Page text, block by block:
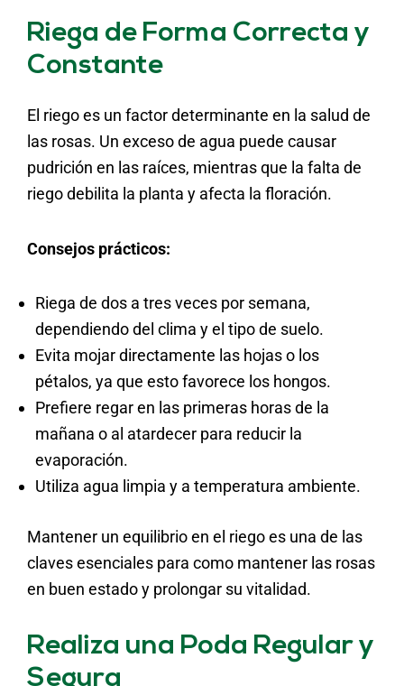
Riega de Forma Correcta y
Constante
El riego es un factor determinante en la salud de
las rosas. Un exceso de agua puede causar
pudrición en las raíces, mientras que la falta de
riego debilita la planta y afecta la floración.
Consejos prácticos:
Riega de dos a tres veces por semana,
dependiendo del clima y el tipo de suelo.
Evita mojar directamente las hojas o los
pétalos, ya que esto favorece los hongos.
Prefiere regar en las primeras horas de la
mañana o al atardecer para reducir la
evaporación.
Utiliza agua limpia y a temperatura ambiente.
Mantener un equilibrio en el riego es una de las
claves esenciales para como mantener las rosas
en buen estado y prolongar su vitalidad.
Realiza una Poda Regular y
Segura